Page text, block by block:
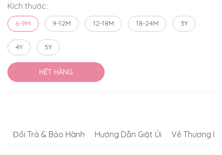
Kích thước:
6-9M 9-12M 12-18M 18-24M 3Y
4Y 5Y
HẾT HÀNG
Đổi Trả & Bảo Hành Hướng Dẫn Giặt Ủi Về Thương